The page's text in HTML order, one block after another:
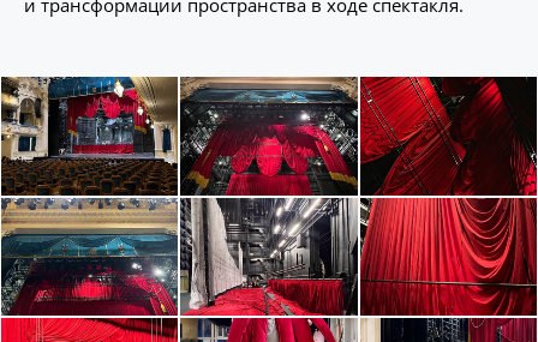
и трансформации пространства в ходе спектакля.